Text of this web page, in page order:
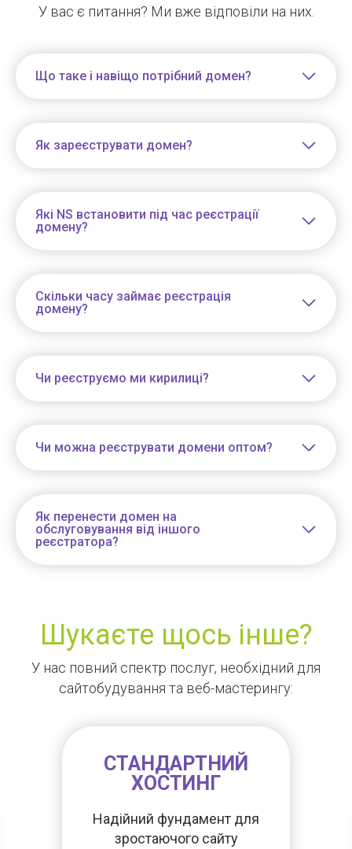
У вас є питання? Ми вже відповіли на них.
Що таке і навіщо потрібний домен?
Як зареєструвати домен?
Які NS встановити під час реєстрації
домену?
Скільки часу займає реєстрація
домену?
Чи реєструємо ми кирилиці?
Чи можна реєструвати домени оптом?
Як перенести домен на
обслуговування від іншого
реєстратора?
Шукаєте щось інше?
У нас повний спектр послуг, необхідний для
сайтобудування та веб-мастерингу:
СТАНДАРТНИЙ
ХОСТИНГ
Надійний фундамент для
зростаючого сайту